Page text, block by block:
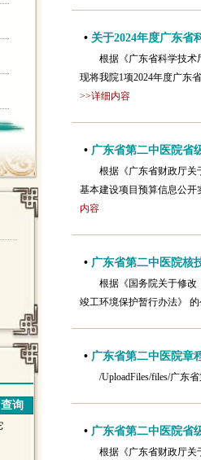
• 关于2024年度广东省
根据《广东省科学技术
现将我院1项2024年度广东
>>详细内容
• 广东省第二中医院省
根据《广东省财政厅关
基本建设项目预算信息公
内容
• 广东省第二中医院核
根据《国务院关于修改
竣工环境保护暂行办法》
• 广东省第二中医院章
/UploadFiles/files/广
• 广东省第二中医院省
根据《广东省财政厅关